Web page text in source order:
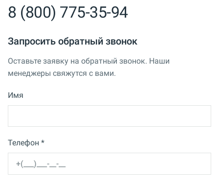
8 (800) 775-35-94
Запросить обратный звонок
Оставьте заявку на обратный звонок. Наши
менеджеры свяжутся с вами.
Имя
Телефон *